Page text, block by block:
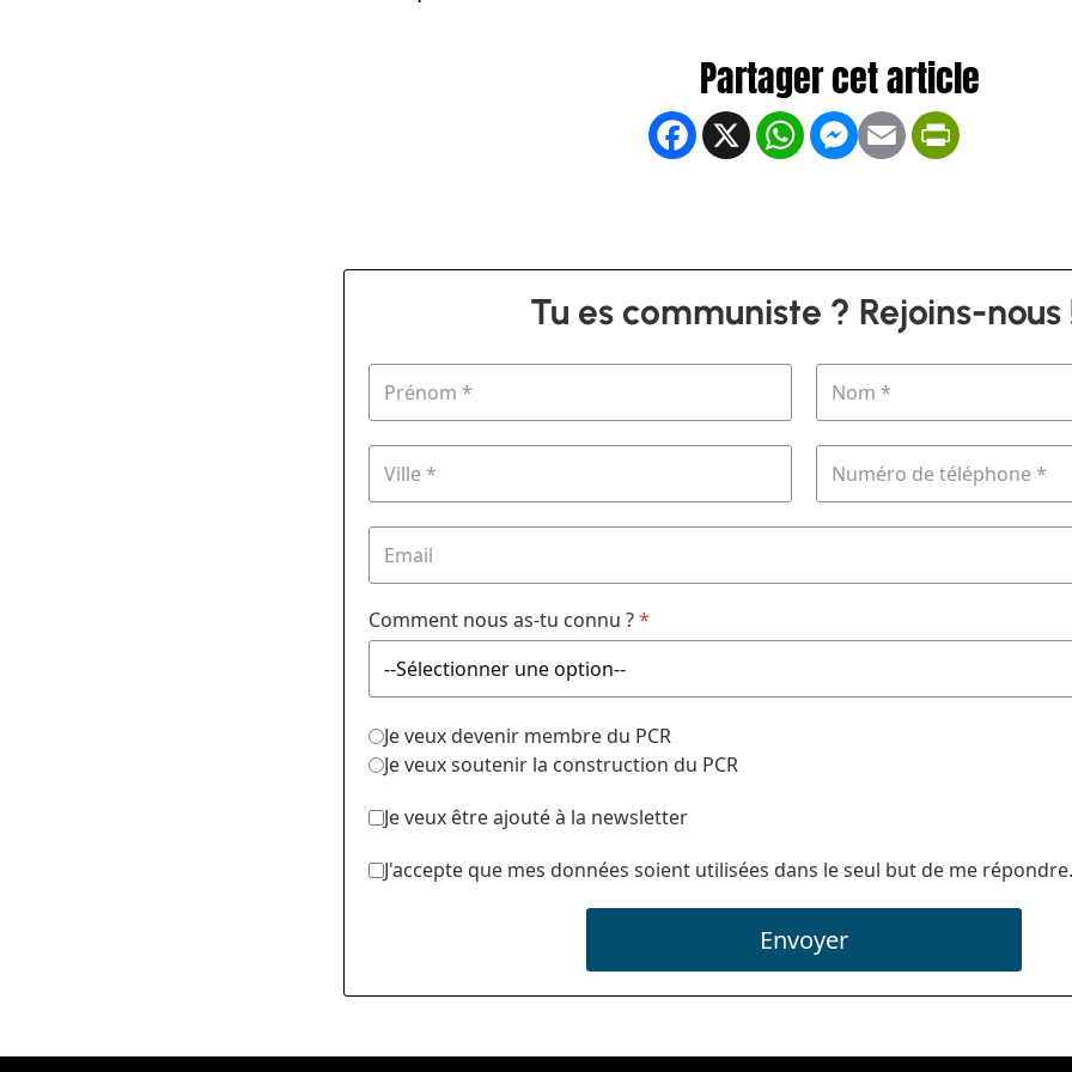
Facebook
X WhatsApp
Messenger
Email
Tu es communiste ? Rejoins-nous
Comment nous as-tu connu ?*
Je veux devenir membre du PCR
Je veux soutenir la construction du PCR
Je veux être ajouté à la newsletter
J'accepte que mes données soient utilisées dans le seul but de me répondre.
Envoyer